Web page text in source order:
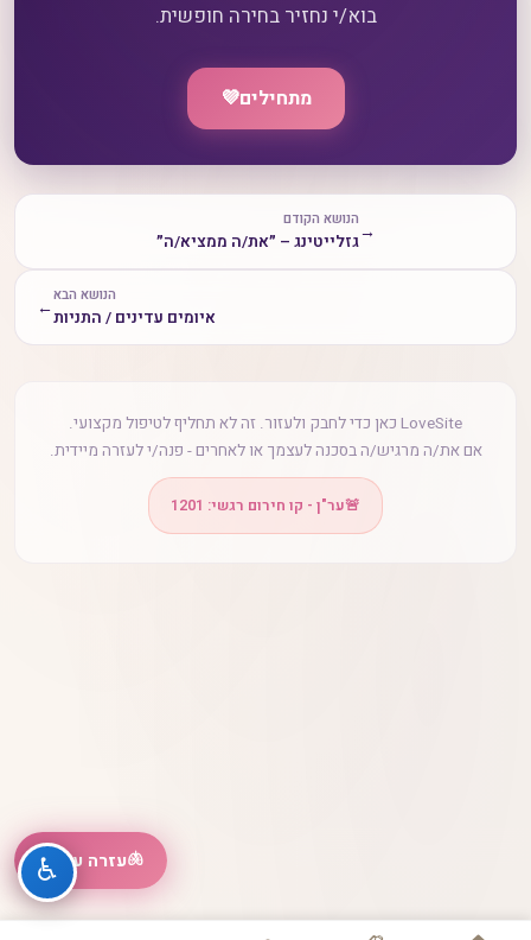
בוא/י נחזיר בחירה חופשית.
מתחילים💜
→הנושא הקודם
גזלייטינג – ״את/ה ממציא/ה״
הנושא הבא
איומים עדינים / התניות←
LoveSite כאן כדי לחבק ולעזור. זה לא תחליף לטיפול מקצועי.
אם את/ה מרגיש/ה בסכנה לעצמך או לאחרים - פנה/י לעזרה מיידית.
🚨ער"ן - קו חירום רגשי: 1201
🫁עזרה עכשיו
♿